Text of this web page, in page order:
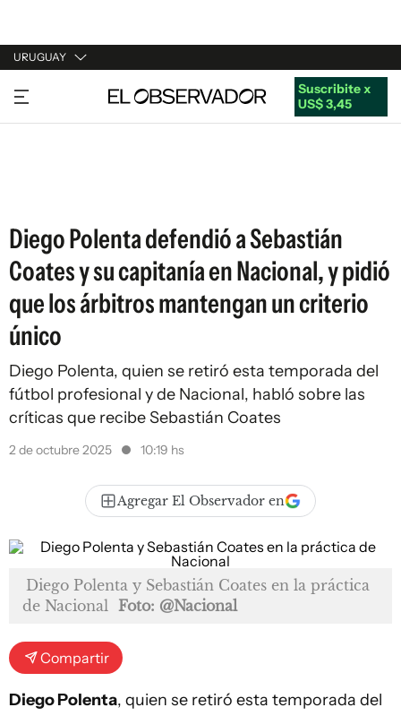
URUGUAY
URUGUAY
ARGENTINA
Suscribite x
US$ 3,45
Diego Polenta defendió a Sebastián
Coates y su capitanía en Nacional, y pidió
que los árbitros mantengan un criterio
único
Diego Polenta, quien se retiró esta temporada del
fútbol profesional y de Nacional, habló sobre las
críticas que recibe Sebastián Coates
2 de octubre 2025 10:19 hs
Agregar El Observador en
Diego Polenta y Sebastián Coates en la práctica
de Nacional Foto: @Nacional
Compartir
Diego Polenta, quien se retiró esta temporada del